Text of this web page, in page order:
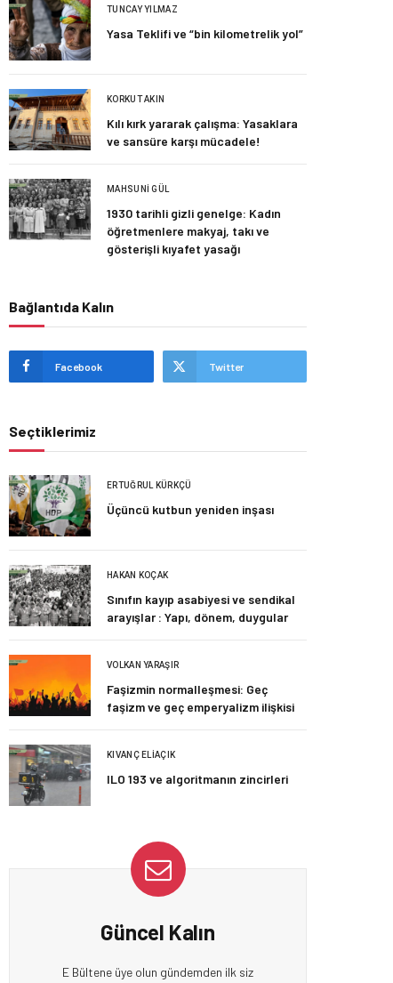
TUNCAY YILMAZ
Yasa Teklifi ve “bin kilometrelik yol”
KORKUT AKIN
Kılı kırk yararak çalışma: Yasaklara
ve sansüre karşı mücadele!
MAHSUNI GÜL
1930 tarihli gizli genelge: Kadın
öğretmenlere makyaj, takı ve
gösterişli kıyafet yasağı
Bağlantıda Kalın
Facebook Twitter
Seçtiklerimiz
ERTUĞRUL KÜRKÇÜ
Üçüncü kutbun yeniden inşası
HAKAN KOÇAK
Sınıfın kayıp asabiyesi ve sendikal
arayışlar : Yapı, dönem, duygular
VOLKAN YARAŞIR
Faşizmin normalleşmesi: Geç
faşizm ve geç emperyalizm ilişkisi
KIVANÇ ELIAÇIK
ILO 193 ve algoritmanın zincirleri
Güncel Kalın
E Bültene üye olun gündemden ilk siz